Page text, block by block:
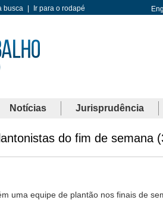
busca Ir para o rodapé
Notícias Jurisprudência
do fim de semana
uma equipe de plantão nos finais de